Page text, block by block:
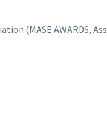
(MASE AWARDS,